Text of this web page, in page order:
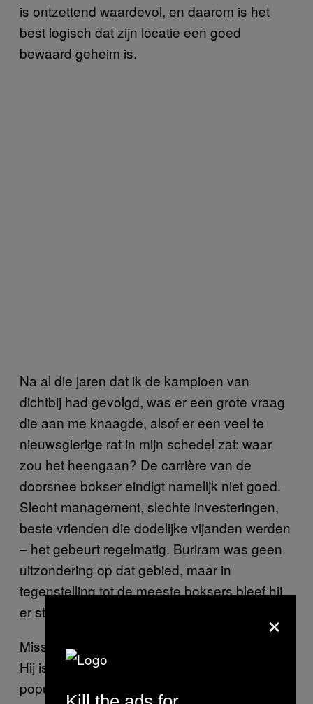
is ontzettend waardevol, en daarom is het
best logisch dat zijn locatie een goed
bewaard geheim is.
Na al die jaren dat ik de kampioen van
dichtbij had gevolgd, was er een grote vraag
die aan me knaagde, alsof er een veel te
nieuwsgierige rat in mijn schedel zat: waar
zou het heengaan? De carrière van de
doorsnee bokser eindigt namelijk niet goed.
Slecht management, slechte investeringen,
beste vrienden die dodelijke vijanden werden
– het gebeurt regelmatig. Buriram was geen
uitzondering op dat gebied, maar in
tegenstelling tot de meeste boksers bleef hij
er sterk, trots en intact onder.
Misschien heeft het met zijn geloof te maken.
Hij is, net als 95 procent van de Thaise
populatie, een Theravada-boeddhist met een
×